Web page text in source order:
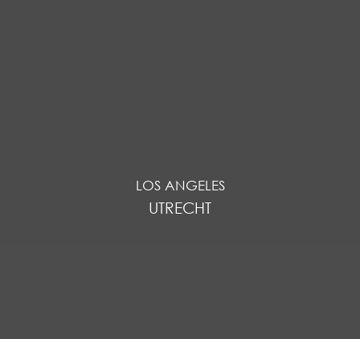
LOS ANGELES
UTRECHT